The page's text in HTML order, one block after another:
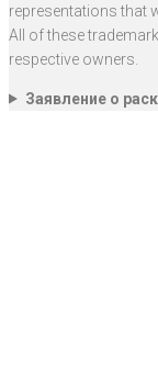
representations that
All of these
respective owners.
Заявление о